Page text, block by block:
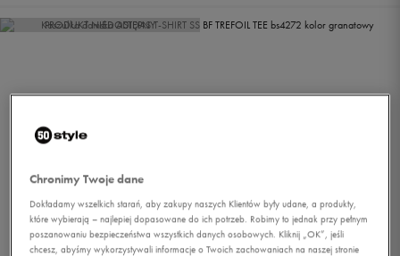
PRODUKT NIEDOSTĘPNY
Chronimy Twoje dane
Dokładamy wszelkich starań, aby zakupy naszych Klientów były udane, a produkty,
które wybierają – najlepiej dopasowane do ich potrzeb. Robimy to jednak przy pełnym
poszanowaniu bezpieczeństwa wszystkich danych osobowych. Kliknij „OK”, jeśli
chcesz, abyśmy wykorzystywali informacje o Twoich zachowaniach na naszej stronie